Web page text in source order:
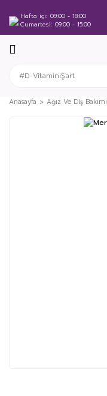
Hafta içi 09:00 - 18:00
Cumartesi 09:00 - 15:00
Anasayfa Ağız Ve Diş Bakımı